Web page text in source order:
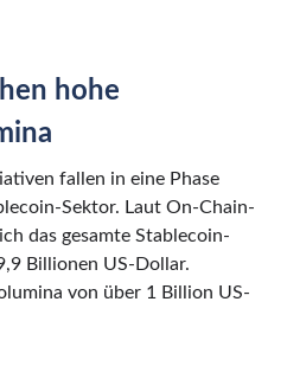
hohe
fallen in eine Phase
Sektor. Laut On-Chain-
das gesamte Stablecoin-
Billionen US-Dollar.
von über 1 Billion US-